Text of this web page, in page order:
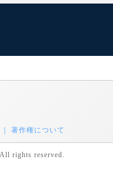
著作権について
rights reserved.